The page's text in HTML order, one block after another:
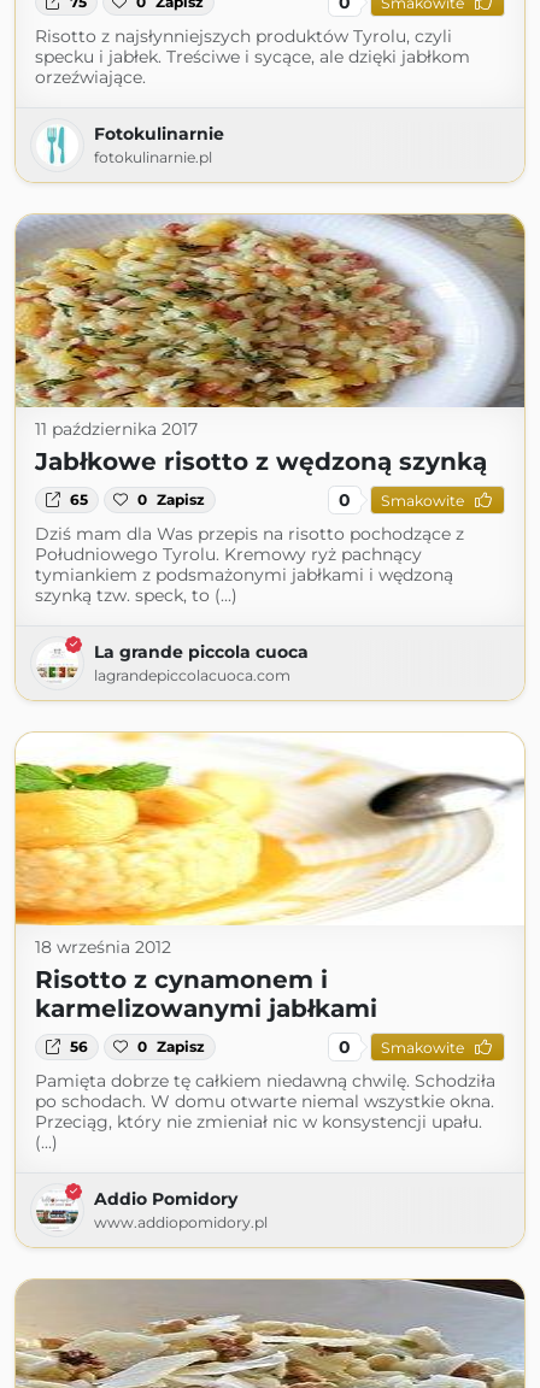
Risotto z najsłynniejszych produktów Tyrolu, czyli
specku i jabłek. Treściwe i sycące, ale dzięki jabłkom
orzeźwiające.
Fotokulinarnie
fotokulinarnie.pl
11 października 2017
Jabłkowe risotto z wędzoną szynką
65 0 Zapisz 0 Smakowite
Dziś mam dla Was przepis na risotto pochodzące z
Południowego Tyrolu. Kremowy ryż pachnący
tymiankiem z podsmażonymi jabłkami i wędzoną
szynką tzw. speck, to (...)
La grande piccola cuoca
lagrandepiccolacuoca.com
18 września 2012
Risotto z cynamonem i
karmelizowanymi jabłkami
56 0 Zapisz 0 Smakowite
Pamięta dobrze tę całkiem niedawną chwilę. Schodziła
po schodach. W domu otwarte niemal wszystkie okna.
Przeciąg, który nie zmieniał nic w konsystencji upału.
(...)
Addio Pomidory
www.addiopomidory.pl